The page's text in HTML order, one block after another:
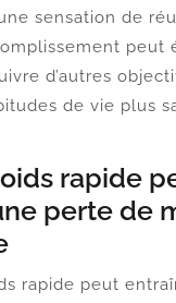
sensation de
peut
d’autres
de vie plus
rapide
perte de
rapide peut